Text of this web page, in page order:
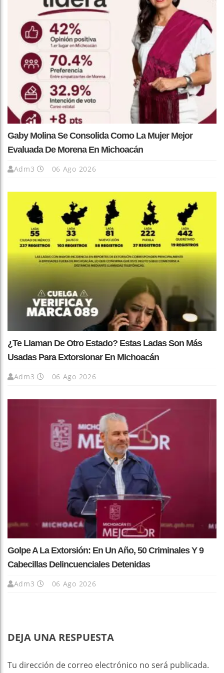
Gaby Molina Se Consolida Como La Mujer Mejor
Evaluada De Morena En Michoacán
Adm3 06 Ago 2026
¿Te Llaman De Otro Estado? Estas Ladas Son Más
Usadas Para Extorsionar En Michoacán
Adm3 06 Ago 2026
Golpe A La Extorsión: En Un Año, 50 Criminales Y 9
Cabecillas Delincuenciales Detenidas
Adm3 06 Ago 2026
DEJA UNA RESPUESTA
Tu dirección de correo electrónico no será publicada.